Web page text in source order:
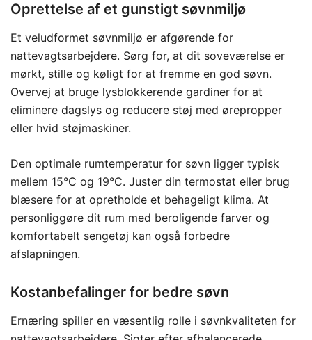
Oprettelse af et gunstigt søvnmiljø
Et veludformet søvnmiljø er afgørende for
nattevagtsarbejdere. Sørg for, at dit soveværelse er
mørkt, stille og køligt for at fremme en god søvn.
Overvej at bruge lysblokkerende gardiner for at
eliminere dagslys og reducere støj med ørepropper
eller hvid støjmaskiner.
Den optimale rumtemperatur for søvn ligger typisk
mellem 15°C og 19°C. Juster din termostat eller brug
blæsere for at opretholde et behageligt klima. At
personliggøre dit rum med beroligende farver og
komfortabelt sengetøj kan også forbedre
afslapningen.
Kostanbefalinger for bedre søvn
Ernæring spiller en væsentlig rolle i søvnkvaliteten for